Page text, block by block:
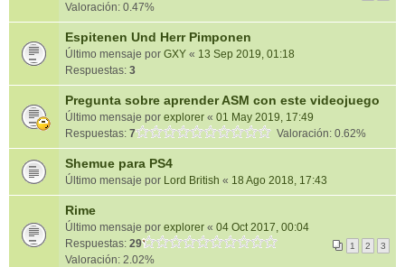
Valoración: 0.47%
Espitenen Und Herr Pimponen
Último mensaje por GXY « 13 Sep 2019, 01:18
Respuestas: 3
Pregunta sobre aprender ASM con este videojuego
Último mensaje por explorer « 01 May 2019, 17:49
Respuestas: 7 Valoración: 0.62%
Shemue para PS4
Último mensaje por Lord British « 18 Ago 2018, 17:43
Rime
Último mensaje por explorer « 04 Oct 2017, 00:04
Respuestas: 29 1 2 3
Valoración: 2.02%